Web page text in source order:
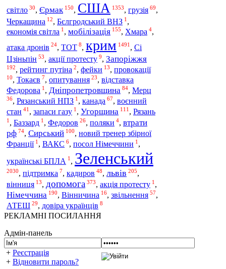
світло 30, Єрмак 150, США 1353, грузія 69,
Черкащина 12, Бєлгродський ВНЗ 1 ,
економія світла 1 , мобілізація 155, Хмара 4,
атака дронів 24, ТОТ 8, крим 1491 , Сі
Цзіньпін 53, акції протесту 9, Запоріжжя
192, рейтинг путіна 2, фейки 13, провокації
10, Токаєв 7, опитування 23, відставка
Федорова 1 , Дніпропетровщина 84, Мерц
36, Рязанський НПЗ 1 , канада 67, воєнний
стан 41 , запаси газу 1 , Угорщина 111 , Рязань
1 , Баззард 1 , Федоров 26, поляки 4, втрати
рф 74, Сирський 100, новий тренер збірної
Франції 1 , ВАКС 6, посол Німеччини 1 ,
українські БПЛА 1 , Зеленський
2030, підтримка 7, кадиров 48, львів 205,
вінниця 13, допомога 373, акція протесту 1 ,
Німеччина 190, Вінничина 16, звільнення 57,
АТЕШ 29, довіра українців 8
РЕКЛАМНІ ПОСИЛАННЯ
Адмін-панель
+ Реєстрація
+ Відновити пароль?